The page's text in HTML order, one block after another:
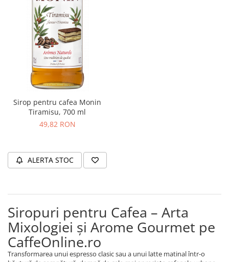
Sirop pentru cafea Monin
Tiramisu, 700 ml
49,82 RON
ALERTA STOC
Siropuri pentru Cafea – Arta
Mixologiei și Arome Gourmet pe
CaffeOnline.ro
Transformarea unui espresso clasic sau a unui latte matinal într-o